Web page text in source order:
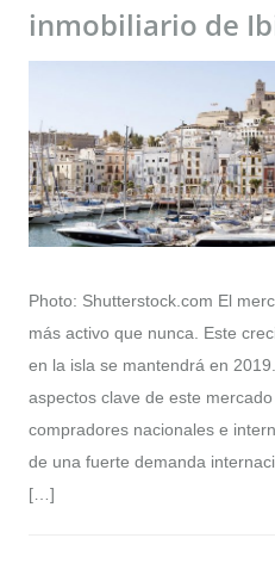
inmobiliario de
Photo: Shutterstock.com El
más activo que nunca. Este
en la isla se mantendrá en
aspectos clave de este
compradores nacionales e
de una fuerte demanda
[…]